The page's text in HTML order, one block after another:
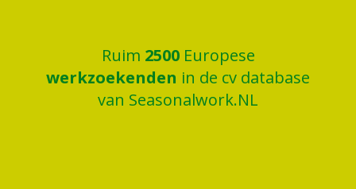
Ruim 2500 Europese
werkzoekenden in de cv database
van Seasonalwork.NL